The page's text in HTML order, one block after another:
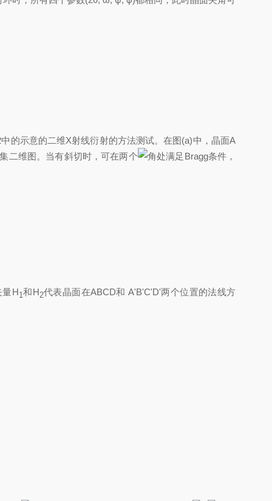
的示意的二维X射线衍射的方法测试。在图(a)中，晶面A
二维图。当有斜切时，可在两个
角处满足Bragg条件，
量H1和H2代表晶面在ABCD和 A'B'C'D'两个位置的法线方